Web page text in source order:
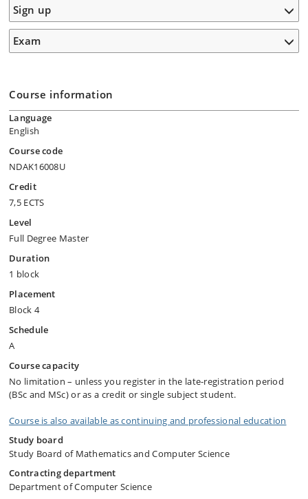
Sign up
Exam
Course information
Language
English
Course code
NDAK16008U
Credit
7,5 ECTS
Level
Full Degree Master
Duration
1 block
Placement
Block 4
Schedule
A
Course capacity
No limitation – unless you register in the late-registration period
(BSc and MSc) or as a credit or single subject student.
Course is also available as continuing and professional education
Study board
Study Board of Mathematics and Computer Science
Contracting department
Department of Computer Science